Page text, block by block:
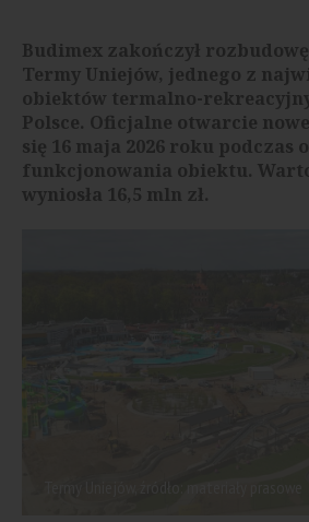
Budimex zakończył
Termy Uniejów, jednego z
obiektów termalno-
Polsce. Oficjalne otwarcie
się 16 maja 2026 roku podczas
funkcjonowania obiektu.
wyniosła 16,5 mln zł.